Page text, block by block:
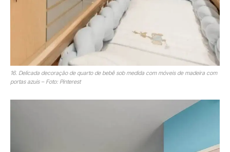
16. Delicada decoração de quarto de bebê sob medida com móveis de madeira com
portas azuis – Foto: Pinterest